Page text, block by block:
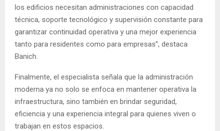
los edificios necesitan administraciones con capacidad
técnica, soporte tecnológico y supervisión constante para
garantizar continuidad operativa y una mejor experiencia
tanto para residentes como para empresas”, destaca
Banich.
Finalmente, el especialista señala que la administración
moderna ya no solo se enfoca en mantener operativa la
infraestructura, sino también en brindar seguridad,
eficiencia y una experiencia integral para quienes viven o
trabajan en estos espacios.